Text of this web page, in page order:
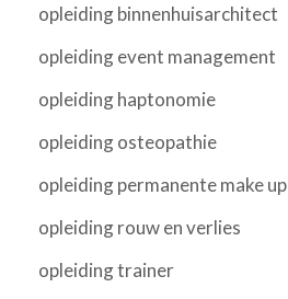
opleiding binnenhuisarchitect
opleiding event management
opleiding haptonomie
opleiding osteopathie
opleiding permanente make up
opleiding rouw en verlies
opleiding trainer